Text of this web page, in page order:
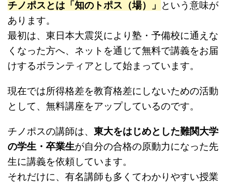
チノポスとは「知のトポス（場）」
という意味が
あります。
最初は、東日本大震災により塾・予備校に通えな
くなった方へ、ネットを通じて無料で講義をお届
けするボランティアとして始まっています。
現在では所得格差を教育格差にしないための活動
として、無料講座をアップしているのです。
チノポスの講師は、 東大をはじめとした難関大学
の学生・卒業生が自分の合格の原動力になった先
生に講義を依頼しています。
それだけに、有名講師も多くてわかりやすい授業